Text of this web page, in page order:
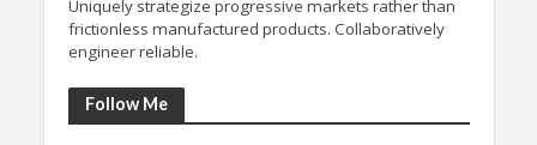
Uniquely strategize progressive markets rather than
frictionless manufactured products. Collaboratively
engineer reliable.
Follow Me